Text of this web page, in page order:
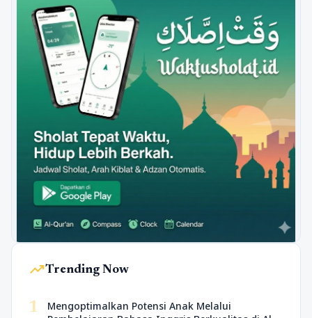
trending_upTrending Now
1
Mengoptimalkan Potensi Anak Melalui